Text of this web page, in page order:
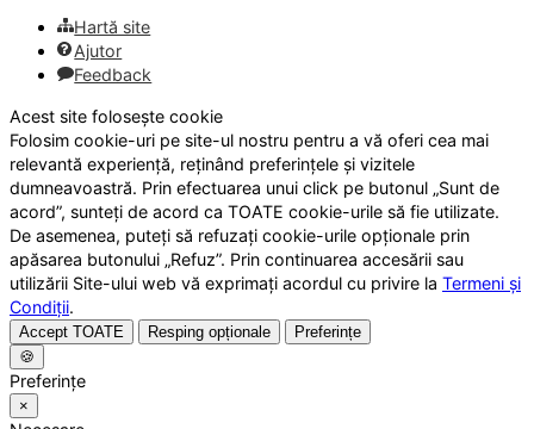
Hartă site
Ajutor
Feedback
Acest site folosește cookie
Folosim cookie-uri pe site-ul nostru pentru a vă oferi cea mai
relevantă experiență, reținând preferințele și vizitele
dumneavoastră. Prin efectuarea unui click pe butonul „Sunt de
acord”, sunteți de acord ca TOATE cookie-urile să fie utilizate.
De asemenea, puteți să refuzați cookie-urile opționale prin
apăsarea butonului „Refuz”. Prin continuarea accesării sau
utilizării Site-ului web vă exprimați acordul cu privire la Termeni și
Condiții.
Accept TOATE Resping opționale
Preferințe
🍪
Preferințe
×